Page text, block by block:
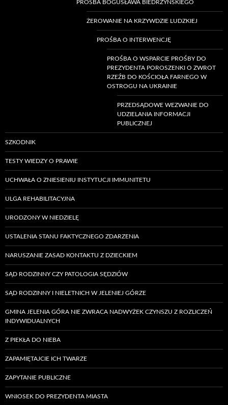
PROŚBA BOGUSŁAWA BIEDRZYŃSKIEGO
ŻEROWANIE NA KRZYWDZIE LUDZKIEJ
PROŚBA O INTERWENCJĘ
PROŚBA O WSPARCIE PROŚBY DO
PREZYDENTA POROSZENKI O ZWROT
RZEŹB DO KOŚCIOŁA FARNEGO W
OSTROGU NA UKRAINIE
PRZEDSĄDOWE WEZWANIE DO
UDZIELANIA INFORMACJI
PUBLICZNEJ
SZKODNIK
TESTY WIEDZY O PRAWIE
UCHWAŁA O ZNIESIENIU INSTYTUCJI IMMUNITETU
ULGA REHABILITACYJNA
URODZONY W NIEDZIELĘ
USTALENIA STANU FAKTYCZNEGO ZDARZENIA
NARUSZANIE ZASAD KONTAKTU Z DZIECKIEM
SĄD RODZINNY CZY PATOLOGIA SĘDZIÓW
SĄD RODZINNY I NIELETNICH W JELENIEJ GÓRZE
GMINA JELENIA GÓRA NIE ZWRACA NADWYŻEK CZYNSZU Z ROZLICZEŃ
INDYWIDUALNYCH
Z PIEKŁA DO NIEBA
ZAPAMIĘTAJCIE ICH TWARZE
ZAPYTANIE PUBLICZNE
WNIOSEK DO PREZYDENTA MIASTA